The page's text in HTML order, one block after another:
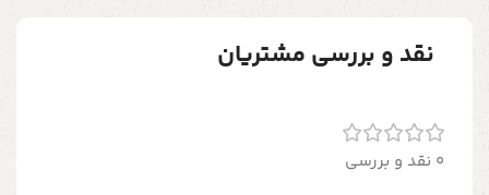
نقد و بررسی مشتریان
0 نقد و بررسی